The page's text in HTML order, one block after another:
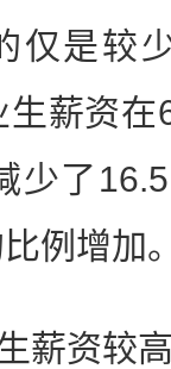
仅是较
薪资
少了
例增加
资较高